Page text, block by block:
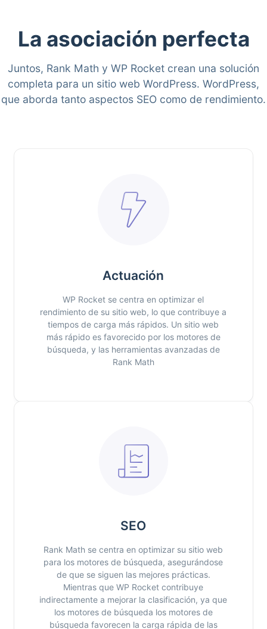
La asociación perfecta
Juntos, Rank Math y WP Rocket crean una solución
completa para un sitio web WordPress. WordPress,
que aborda tanto aspectos SEO como de rendimiento.
Actuación
WP Rocket se centra en optimizar el
rendimiento de su sitio web, lo que contribuye a
tiempos de carga más rápidos. Un sitio web
más rápido es favorecido por los motores de
búsqueda, y las herramientas avanzadas de
Rank Math
SEO
Rank Math se centra en optimizar su sitio web
para los motores de búsqueda, asegurándose
de que se siguen las mejores prácticas.
Mientras que WP Rocket contribuye
indirectamente a mejorar la clasificación, ya que
los motores de búsqueda los motores de
búsqueda favorecen la carga rápida de las